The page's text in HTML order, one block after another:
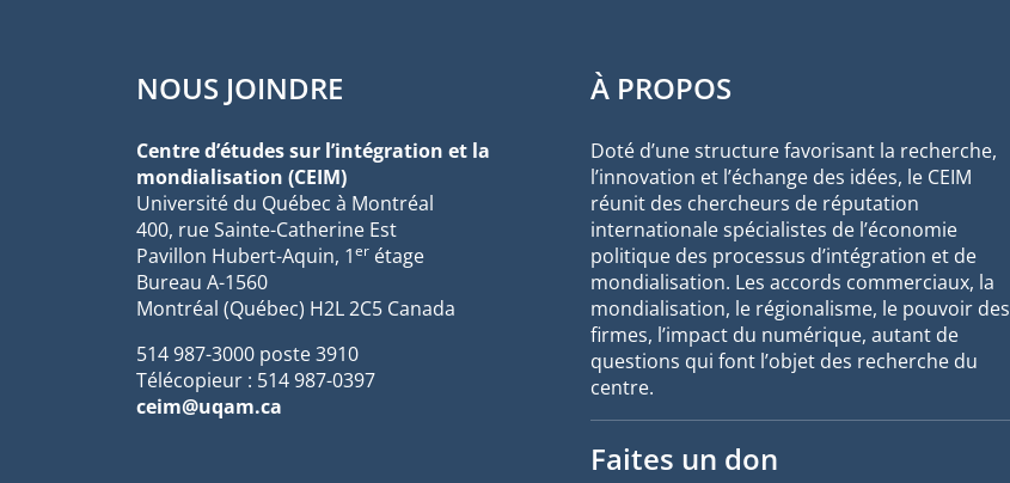
NOUS JOINDRE
Centre d’études sur l’intégration et la
mondialisation (CEIM)
Université du Québec à Montréal
400, rue Sainte-Catherine Est
Pavillon Hubert-Aquin, 1er étage
Bureau A-1560
Montréal (Québec) H2L 2C5 Canada
514 987-3000 poste 3910
Télécopieur : 514 987-0397
ceim@uqam.ca
À PROPOS
Doté d’une structure favorisant la recherche,
l’innovation et l’échange des idées, le CEIM
réunit des chercheurs de réputation
internationale spécialistes de l’économie
politique des processus d’intégration et de
mondialisation. Les accords commerciaux, la
mondialisation, le régionalisme, le pouvoir des
firmes, l’impact du numérique, autant de
questions qui font l’objet des recherche du
centre.
Faites un don